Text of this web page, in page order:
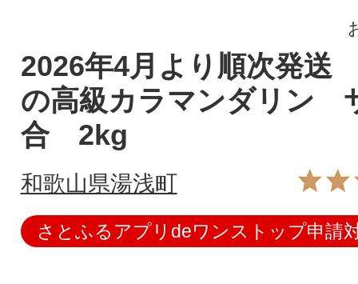
2026年4月より順次発送
の高級カラマンダリン
合 2kg
和歌山県湯浅町
さとふるアプリdeワンストップ申請